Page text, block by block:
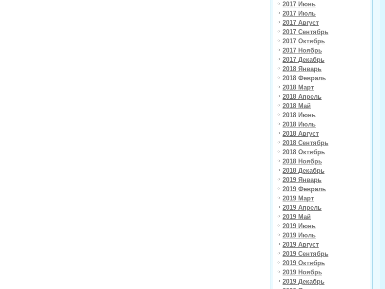
2017 Июнь
2017 Июль
2017 Август
2017 Сентябрь
2017 Октябрь
2017 Ноябрь
2017 Декабрь
2018 Январь
2018 Февраль
2018 Март
2018 Апрель
2018 Май
2018 Июнь
2018 Июль
2018 Август
2018 Сентябрь
2018 Октябрь
2018 Ноябрь
2018 Декабрь
2019 Январь
2019 Февраль
2019 Март
2019 Апрель
2019 Май
2019 Июнь
2019 Июль
2019 Август
2019 Сентябрь
2019 Октябрь
2019 Ноябрь
2019 Декабрь